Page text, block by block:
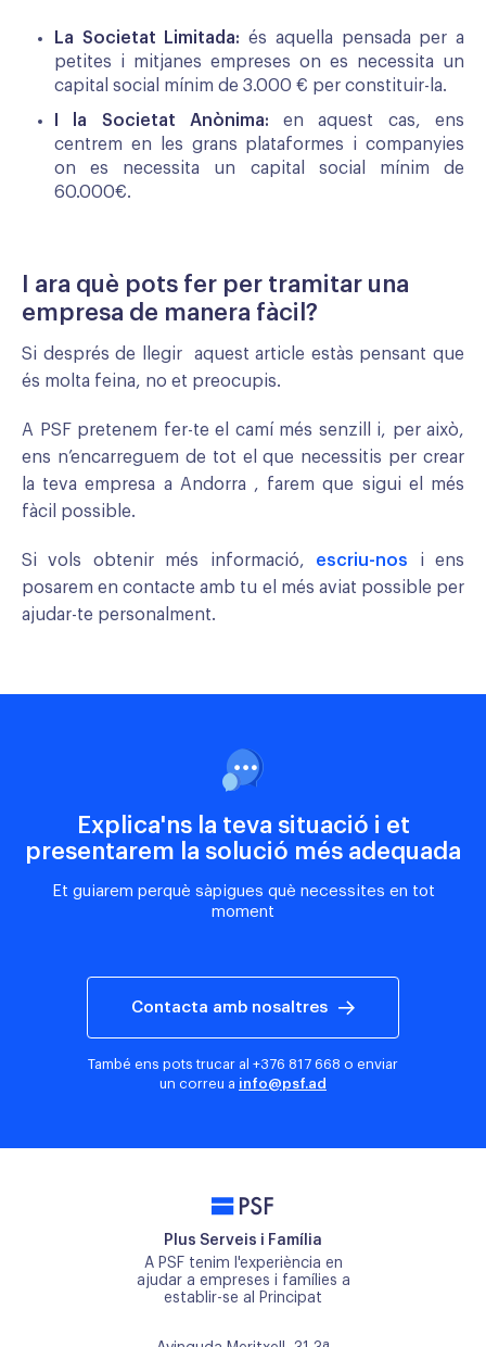
La Societat Limitada: és aquella pensada per a
petites i mitjanes empreses on es necessita un
capital social mínim de 3.000 € per constituir-la.
I la Societat Anònima: en aquest cas, ens
centrem en les grans plataformes i companyies
on es necessita un capital social mínim de
60.000€.
I ara què pots fer per tramitar una
empresa de manera fàcil?
Si després de llegir aquest article estàs pensant que
és molta feina, no et preocupis.
A PSF pretenem fer-te el camí més senzill i, per això,
ens n’encarreguem de tot el que necessitis per crear
la teva empresa a Andorra , farem que sigui el més
fàcil possible.
Si vols obtenir més informació, escriu-nos i ens
posarem en contacte amb tu el més aviat possible per
ajudar-te personalment.
Explica'ns la teva situació i et
presentarem la solució més adequada
Et guiarem perquè sàpigues què necessites en tot
moment
Contacta amb nosaltres
També ens pots trucar al +376 817 668 o enviar
un correu a info@psf.ad
PSF
Plus Serveis i Família
A PSF tenim l'experiència en
ajudar a empreses i famílies a
establir-se al Principat